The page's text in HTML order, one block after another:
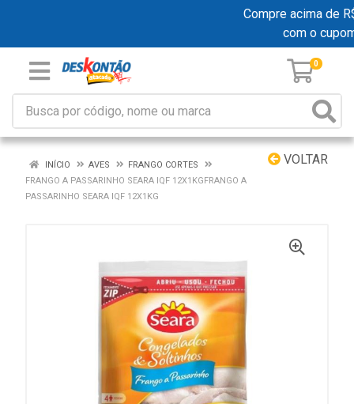
Compre acima de
com o
0
VOLTAR
INÍCIO AVES
FRANGO CORTES
FRANGO A PASSARINHO SEARA IQF 12X1KGFRANGO A
PASSARINHO SEARA IQF 12X1KG